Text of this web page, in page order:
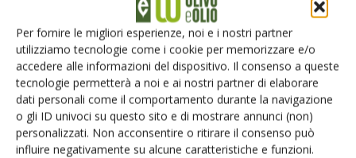
Per fornire le migliori esperienze, noi e i nostri partner
utilizziamo tecnologie come i cookie per memorizzare e/o
accedere alle informazioni del dispositivo. Il consenso a queste
tecnologie permetterà a noi e ai nostri partner di elaborare
dati personali come il comportamento durante la navigazione
o gli ID univoci su questo sito e di mostrare annunci (non)
personalizzati. Non acconsentire o ritirare il consenso può
influire negativamente su alcune caratteristiche e funzioni.
Rimani aggiornato sul mondo
dell’agricoltura
Iscriviti alle nostre newsletter